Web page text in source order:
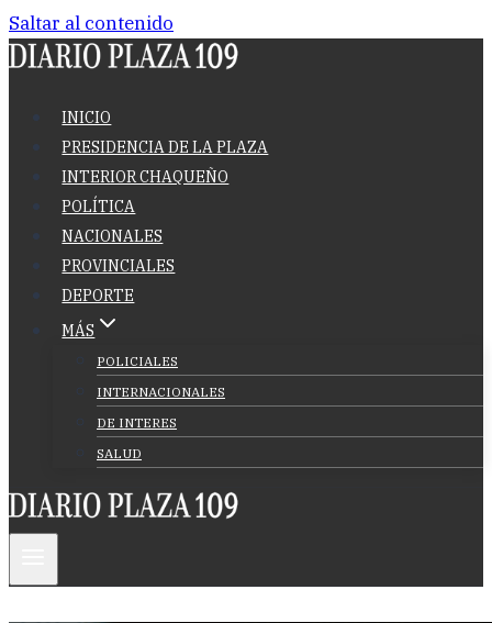
Saltar al contenido
INICIO
PRESIDENCIA DE LA PLAZA
INTERIOR CHAQUEÑO
POLÍTICA
NACIONALES
PROVINCIALES
DEPORTE
MÁS
POLICIALES
INTERNACIONALES
DE INTERES
SALUD